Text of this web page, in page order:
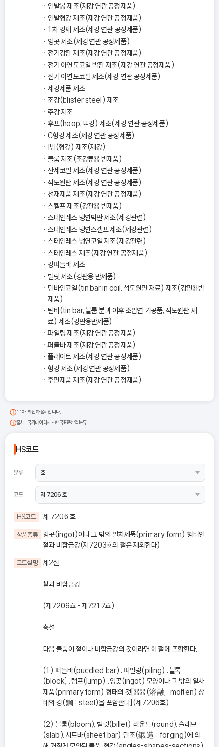
인발봉 제조(제강 연관 공정제품)
인발형강 제조(제강 연관 공정제품)
1차 강재 제조(제강 연관 공정제품)
잉곳 제조(제강 연관 공정제품)
전기강판 제조(제강 연관 공정제품)
전기 아연도코일 박판 제조(제강 연관 공정제품)
전기 아연도코일 제조(제강 연관 공정제품)
제강제품 제조
조강(blister steel) 제조
주강 제조
후프(hoop, 띠강) 제조(제강 연관 공정제품)
C형강 제조(제강 연관 공정제품)
I빔(형강) 제조(제강)
블룸 제조(조강류용 반제품)
산세코일 제조(제강 연관 공정제품)
석도원판 제조(제강 연관 공정제품)
선재제품 제조(제강 연관 공정제품)
스켈프 제조(강관용 반제품)
스테인레스 냉연박판 제조(제강관련)
스테인레스 냉연스켈프 제조(제강관련)
스테인레스 냉연코일 제조(제강관련)
스테인레스 제조(제강 연관 공정제품)
강퍼들바 제조
빌릿 제조(강판용 반제품)
틴바인코일(tin bar in coil, 석도원판 재료) 제조(강판용반
제품)
틴바(tin bar, 블룸 분괴 이후 조압연 가공품, 석도원판 재
료) 제조(강판용반제품)
파일링 제조(제강 연관 공정제품)
퍼들바 제조(제강 연관 공정제품)
플레이트 제조(제강 연관 공정제품)
형강 제조(제강 연관 공정제품)
후판제품 제조(제강 연관 공정제품)
11차 최신 해설서입니다.
출처: 국가데이터처 - 한국표준산업분류
HS코드
분류
코드
HS코드 제 7206 호
상품종류
잉곳(ingot)이나 그 밖의 일차제품(primary form) 형태인
철과 비합금강(제7203호의 철은 제외한다)
코드설명 제2절
철과 비합금강
(제7206호 - 제7217호)
총설
다음 물품이 철이나 비합금강의 것이라면 이 절에 포함한다.
(1) 퍼들바(puddled bar)․파일링(piling)․블록
(block)․럼프(lump)․잉곳(ingot) 모양이나 그 밖의 일차
제품(primary form) 형태의 것[용융(溶融 : molten) 상
태의 강(鋼 : steel)을 포함한다](제7206호)
(2) 블룸(bloom), 빌릿(billet), 라운드(round), 슬래브
(slab), 시트바(sheet bar), 단조(鍛造 : forging)에 의